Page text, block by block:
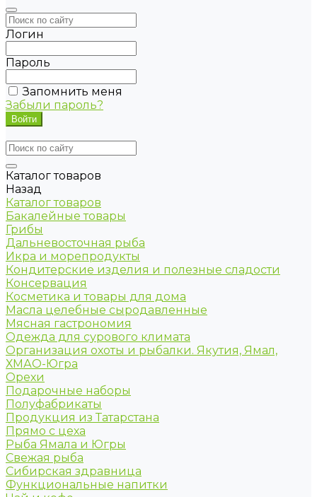
Логин
Пароль
Запомнить меня
Забыли пароль?
Каталог товаров
Назад
Каталог товаров
Бакалейные товары
Грибы
Дальневосточная рыба
Икра и морепродукты
Кондитерские изделия и полезные сладости
Консервация
Косметика и товары для дома
Масла целебные сыродавленные
Мясная гастрономия
Одежда для сурового климата
Организация охоты и рыбалки. Якутия, Ямал,
ХМАО-Югра
Орехи
Подарочные наборы
Полуфабрикаты
Продукция из Татарстана
Прямо с цеха
Рыба Ямала и Югры
Свежая рыба
Сибирская здравница
Функциональные напитки